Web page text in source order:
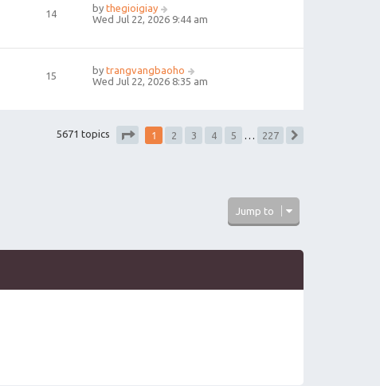
14 by thegioigiay
Wed Jul 22, 2026 9:44 am
15 by trangvangbaoho
Wed Jul 22, 2026 8:35 am
5671 topics
1 2 3 4 5
227
Jump to